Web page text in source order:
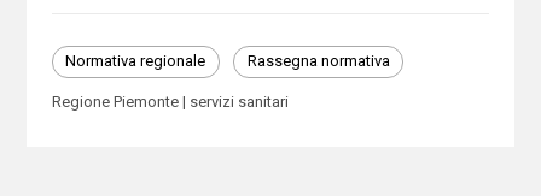
Normativa regionale Rassegna normativa
Regione Piemonte servizi sanitari